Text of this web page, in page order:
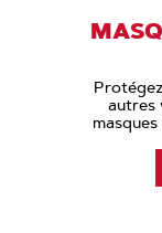
autres